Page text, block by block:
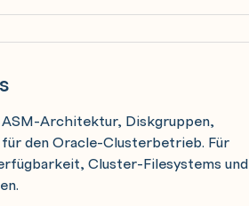
ASM-Architektur, Diskgruppen,
für den Oracle-Clusterbetrieb. Für
Cluster-Filesystems und